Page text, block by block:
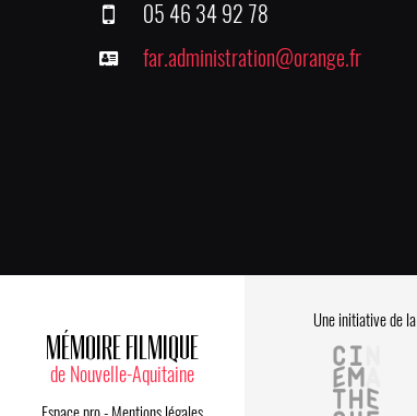
05 46 34 92 78
far.administration@orange.fr
MÉMOIRE FILMIQUE
de Nouvelle-Aquitaine
Une initiative de la